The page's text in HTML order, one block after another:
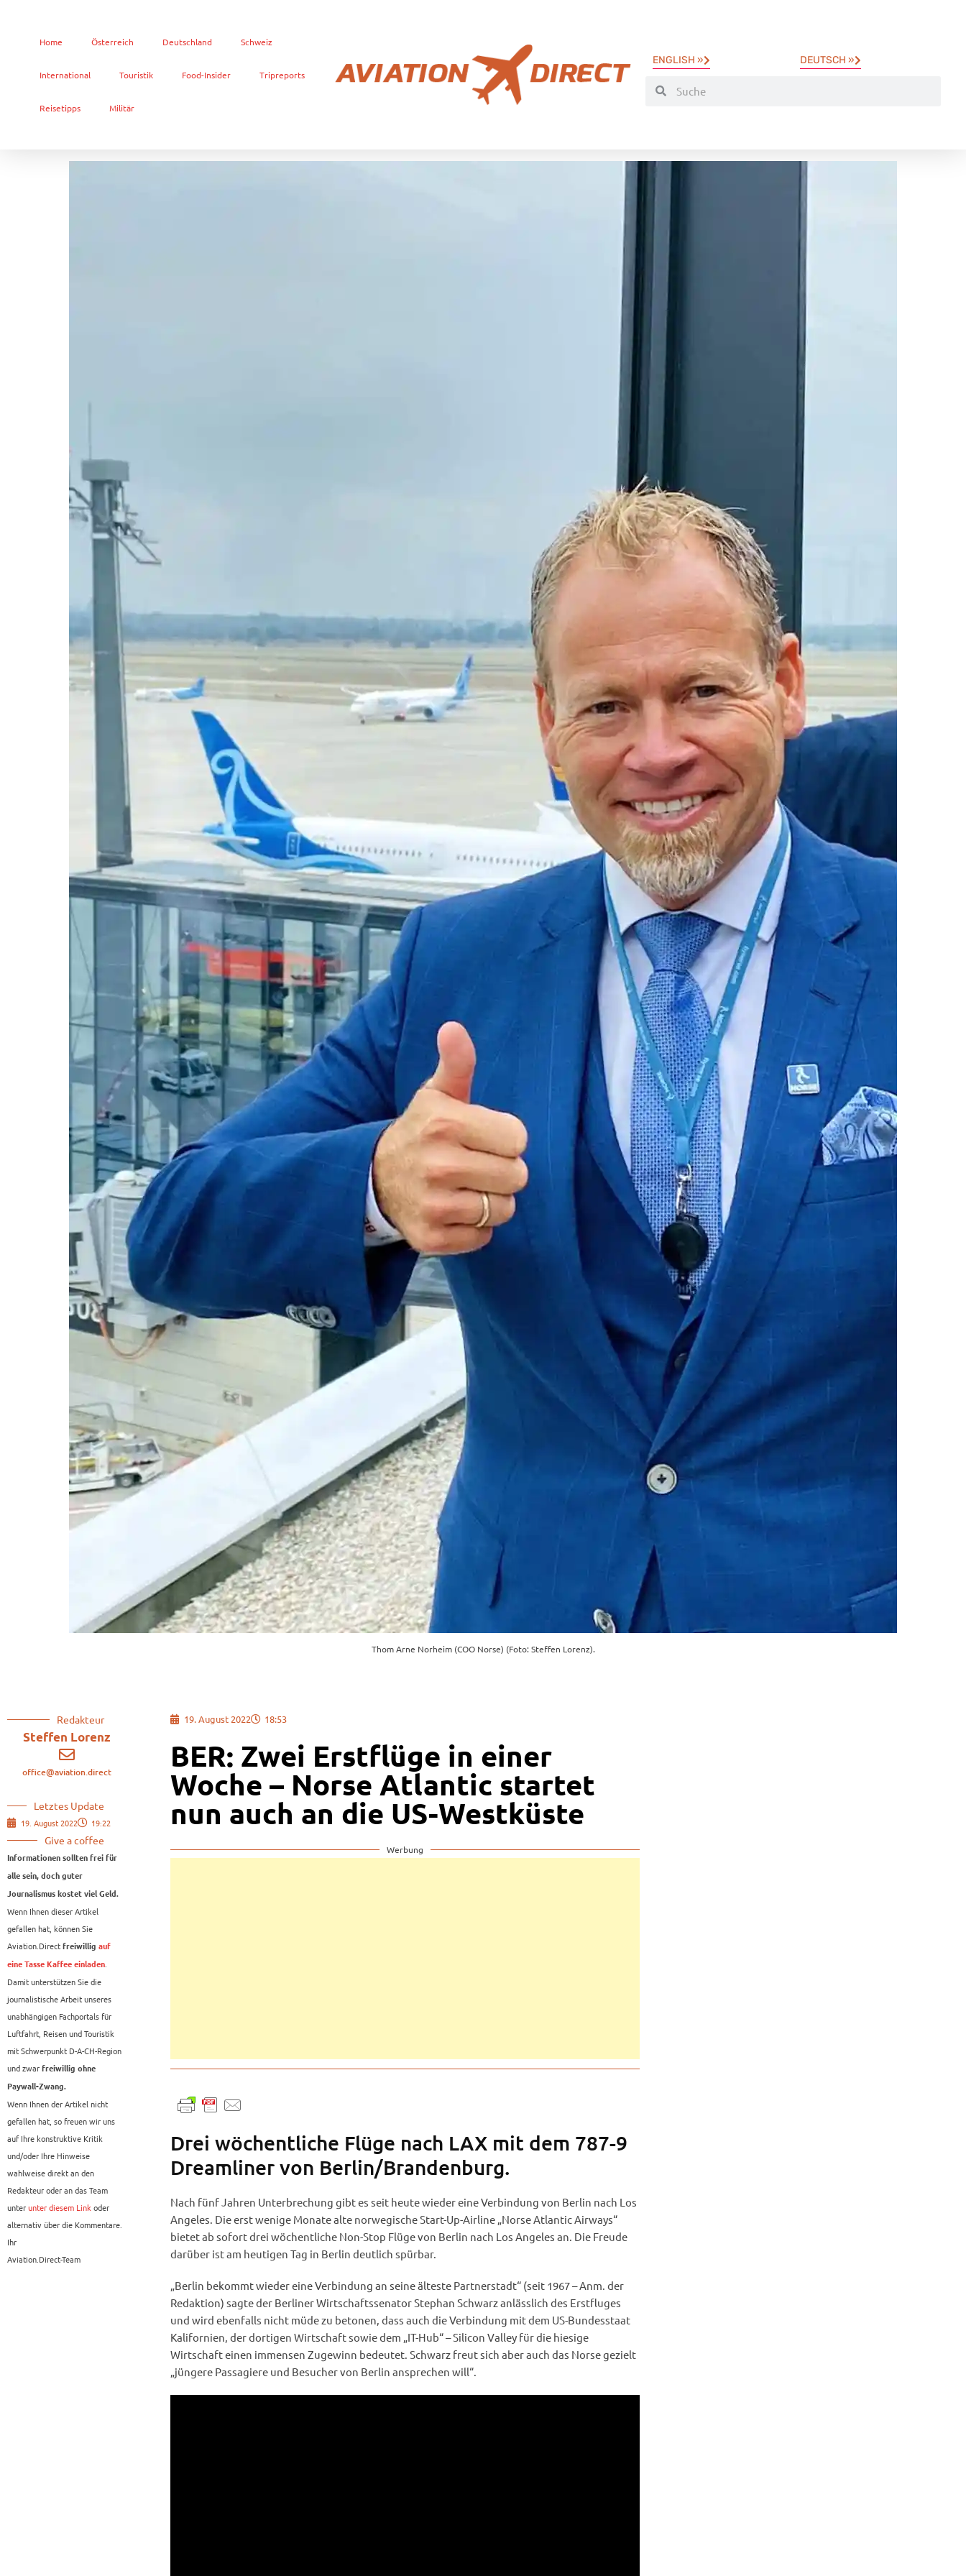
Home Österreich Deutschland Schweiz
International Touristik Food-Insider Tripreports
Reisetipps Militär
ENGLISH » DEUTSCH »
Thom Arne Norheim (COO Norse) (Foto: Steffen Lorenz).
Redakteur
Steffen Lorenz
office@aviation.direct
Letztes Update
19. August 2022 19:22
Give a coffee
Informationen sollten frei für
alle sein, doch guter
Journalismus kostet viel Geld.
Wenn Ihnen dieser Artikel
gefallen hat, können Sie
Aviation.Direct freiwillig auf
eine Tasse Kaffee einladen.
Damit unterstützen Sie die
journalistische Arbeit unseres
unabhängigen Fachportals für
Luftfahrt, Reisen und Touristik
mit Schwerpunkt D-A-CH-Region
und zwar freiwillig ohne
Paywall-Zwang.
Wenn Ihnen der Artikel nicht
gefallen hat, so freuen wir uns
auf Ihre konstruktive Kritik
und/oder Ihre Hinweise
wahlweise direkt an den
Redakteur oder an das Team
unterunter diesem Linkoder
alternativ über die Kommentare.
Ihr
Aviation.Direct-Team
19. August 2022 18:53
BER: Zwei Erstflüge in einer
Woche – Norse Atlantic startet
nun auch an die US-Westküste
Werbung
Drei wöchentliche Flüge nach LAX mit dem 787-9
Dreamliner von Berlin/Brandenburg.
Nach fünf Jahren Unterbrechung gibt es seit heute wieder eine Verbindung von Berlin nach Los
Angeles. Die erst wenige Monate alte norwegische Start-Up-Airline „Norse Atlantic Airways“
bietet ab sofort drei wöchentliche Non-Stop Flüge von Berlin nach Los Angeles an. Die Freude
darüber ist am heutigen Tag in Berlin deutlich spürbar.
„Berlin bekommt wieder eine Verbindung an seine älteste Partnerstadt“ (seit 1967 – Anm. der
Redaktion) sagte der Berliner Wirtschaftssenator Stephan Schwarz anlässlich des Erstfluges
und wird ebenfalls nicht müde zu betonen, dass auch die Verbindung mit dem US-Bundesstaat
Kalifornien, der dortigen Wirtschaft sowie dem „IT-Hub“ – Silicon Valley für die hiesige
Wirtschaft einen immensen Zugewinn bedeutet. Schwarz freut sich aber auch das Norse gezielt
„jüngere Passagiere und Besucher von Berlin ansprechen will“.